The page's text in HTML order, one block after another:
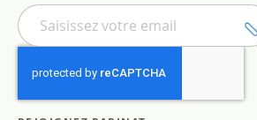
I
n
s
i